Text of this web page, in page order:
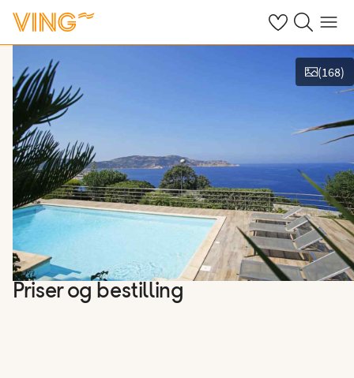
Se dine sparte
Søk påMeny
Vis bilder
(168)
Priser og bestilling